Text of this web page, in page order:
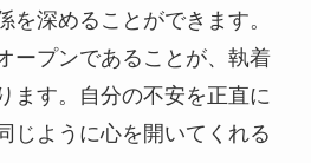
を深めることができます。
ープンであることが、執着
ます。自分の不安を正直に
じように心を開いてくれる